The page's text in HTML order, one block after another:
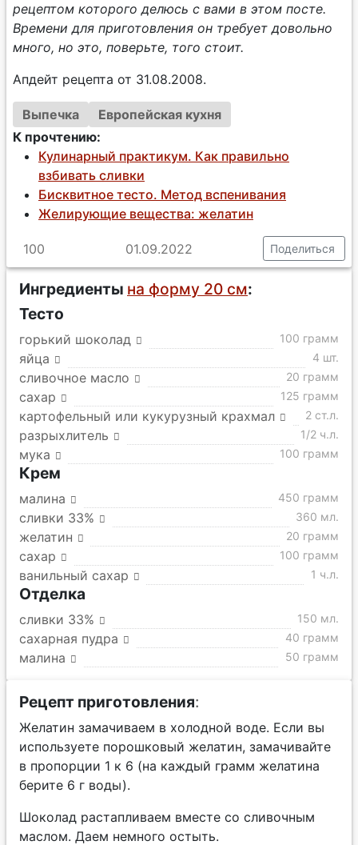
рецептом которого делюсь с вами в этом посте.
Времени для приготовления он требует довольно
много, но это, поверьте, того стоит.
Апдейт рецепта от 31.08.2008.
Выпечка
Европейская кухня
К прочтению:
Кулинарный практикум. Как правильно
взбивать сливки
Бисквитное тесто. Метод вспенивания
Желирующие вещества: желатин
100 01.09.2022 Поделиться
Ингредиенты на форму 20 см:
Тесто
горький шоколад 100 грамм
яйца 4 шт.
сливочное масло 20 грамм
сахар 125 грамм
картофельный или кукурузный крахмал 2 ст.л.
разрыхлитель 1/2 ч.л.
мука 100 грамм
Крем
малина 450 грамм
сливки 33% 360 мл.
желатин 20 грамм
сахар 100 грамм
ванильный сахар 1 ч.л.
Отделка
сливки 33% 150 мл.
сахарная пудра 40 грамм
малина 50 грамм
Рецепт приготовления:
Желатин замачиваем в холодной воде. Если вы
используете порошковый желатин, замачивайте
в пропорции 1 к 6 (на каждый грамм желатина
берите 6 г воды).
Шоколад растапливаем вместе со сливочным
маслом. Даем немного остыть.